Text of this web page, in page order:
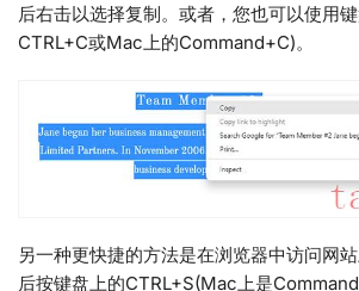
后右击以选择复制。或者，您也可以使用
CTRL+C或Mac上的Command+C)。
另一种更快捷的方法是在浏览器中访问网
后按键盘上的CTRL+S(Mac上是